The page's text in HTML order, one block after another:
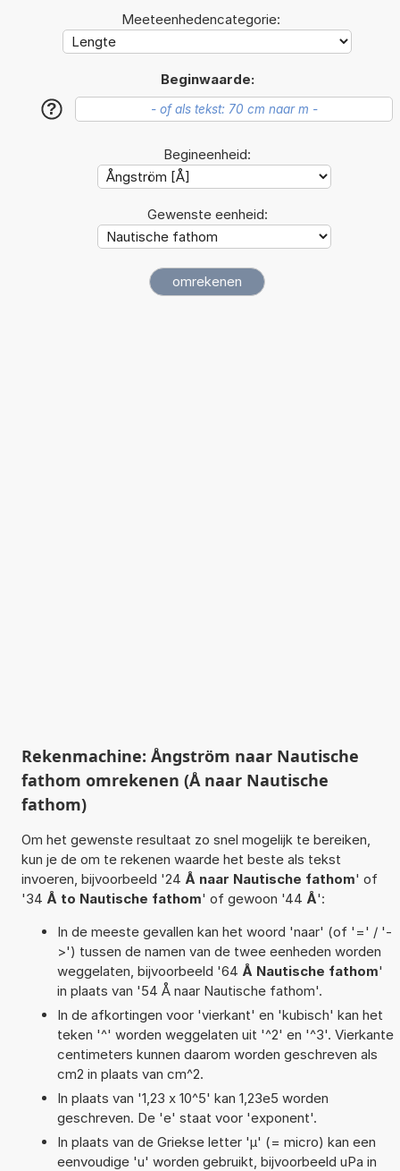
Meeteenhedencategorie:
Beginwaarde:
?
Begineenheid:
Gewenste eenheid:
Rekenmachine: Ångström naar Nautische
fathom omrekenen (Å naar Nautische
fathom)
Om het gewenste resultaat zo snel mogelijk te bereiken,
kun je de om te rekenen waarde het beste als tekst
invoeren, bijvoorbeeld '24 Å naar Nautische fathom' of
'34 Å to Nautische fathom' of gewoon '44 Å':
In de meeste gevallen kan het woord 'naar' (of '=' / '-
>') tussen de namen van de twee eenheden worden
weggelaten, bijvoorbeeld '64 Å Nautische fathom'
in plaats van '54 Å naar Nautische fathom'.
In de afkortingen voor 'vierkant' en 'kubisch' kan het
teken '^' worden weggelaten uit '^2' en '^3'. Vierkante
centimeters kunnen daarom worden geschreven als
cm2 in plaats van cm^2.
In plaats van '1,23 x 10^5' kan 1,23e5 worden
geschreven. De 'e' staat voor 'exponent'.
In plaats van de Griekse letter 'µ' (= micro) kan een
eenvoudige 'u' worden gebruikt, bijvoorbeeld uPa in